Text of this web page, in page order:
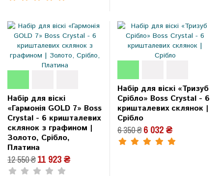
Набір для віскі
«Гармонія GOLD 7» Boss
Crystal - 6 кришталевих
склянок з графином |
Золото, Срібло,
Платина
12 550 ₴11 923 ₴
Набір для віскі «Тризуб
Срібло» Boss Crystal - 6
кришталевих склянок |
Срібло
6 350 ₴6 032 ₴